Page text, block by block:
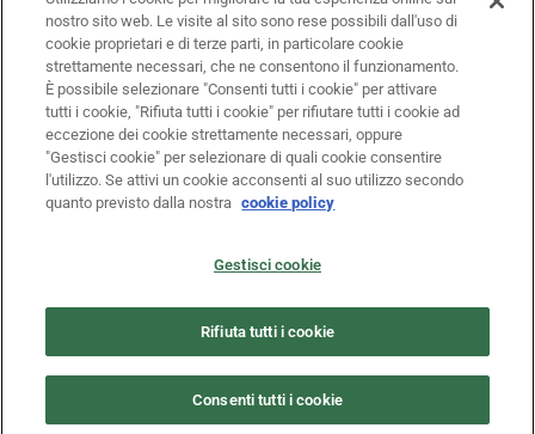
DATI SOCIETARI
LEGAL DISCLAIMER
PRIVACY
nostro sito web. Le visite al sito sono rese possibili dall'uso di
cookie proprietari e di terze parti, in particolare cookie
strettamente necessari, che ne consentono il funzionamento.
È possibile selezionare "Consenti tutti i cookie" per attivare
tutti i cookie, "Rifiuta tutti i cookie" per rifiutare tutti i cookie ad
eccezione dei cookie strettamente necessari, oppure
"Gestisci cookie" per selezionare di quali cookie consentire
l'utilizzo. Se attivi un cookie acconsenti al suo utilizzo secondo
quanto previsto dalla nostra cookie policy
Gestisci cookie
Rifiuta tutti i cookie
Consenti tutti i cookie